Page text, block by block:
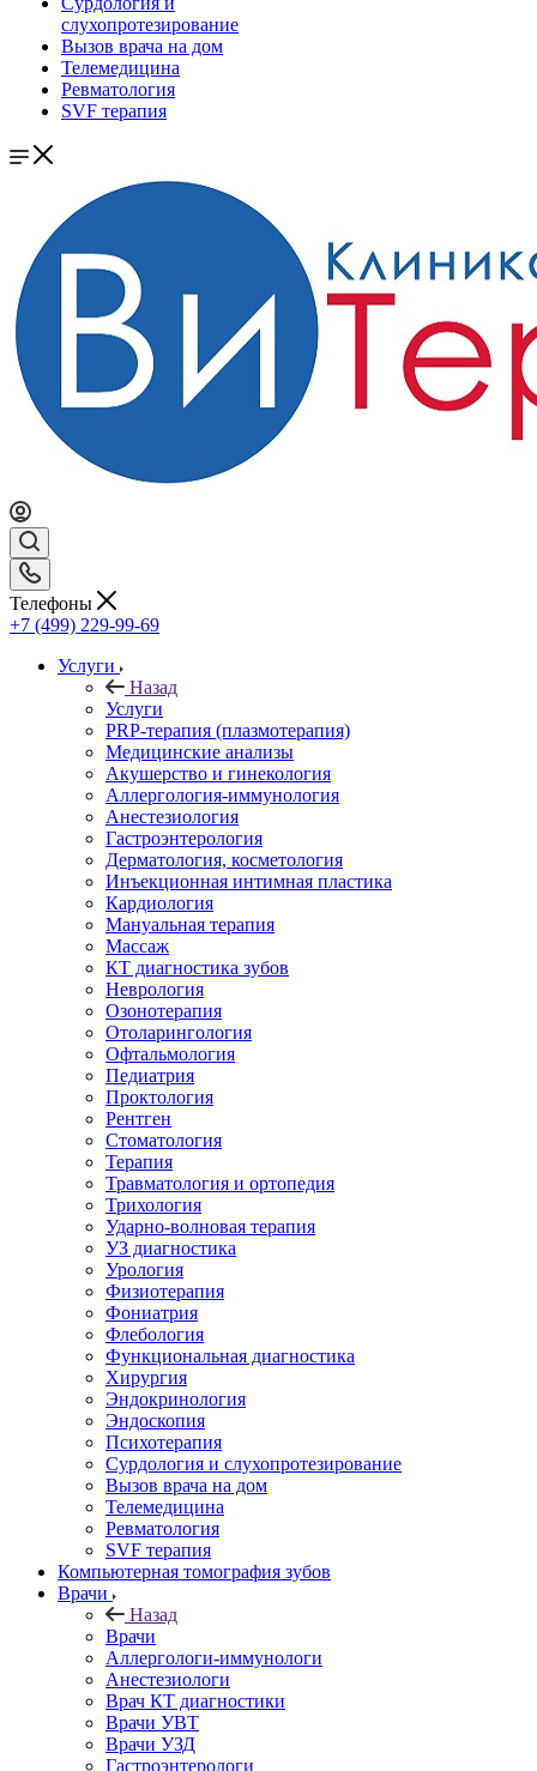
слухопротезирование
Вызов врача на дом
Телемедицина
Ревматология
SVF терапия
Телефоны
+7 (499) 229-99-69
Услуги
Назад
Услуги
PRP-терапия (плазмотерапия)
Медицинские анализы
Акушерство и гинекология
Аллергология-иммунология
Анестезиология
Гастроэнтерология
Дерматология, косметология
Инъекционная интимная пластика
Кардиология
Мануальная терапия
Массаж
КТ диагностика зубов
Неврология
Озонотерапия
Отоларингология
Офтальмология
Педиатрия
Проктология
Рентген
Стоматология
Терапия
Травматология и ортопедия
Трихология
Ударно-волновая терапия
УЗ диагностика
Урология
Физиотерапия
Фониатрия
Флебология
Функциональная диагностика
Хирургия
Эндокринология
Эндоскопия
Психотерапия
Сурдология и слухопротезирование
Вызов врача на дом
Телемедицина
Ревматология
SVF терапия
Компьютерная томография зубов
Врачи
Назад
Врачи
Аллергологи-иммунологи
Анестезиологи
Врач КТ диагностики
Врачи УВТ
Врачи УЗД
Гастроэнтерологи